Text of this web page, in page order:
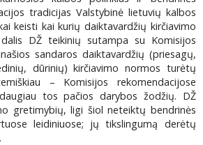
tradicijas Valstybinė lietuvių kalbos
keisti kai kurių daiktavardžių kirčiavimo
DŽ teikinių sutampa su Komisijos
sandaros daiktavardžių (priesagų,
dūrinių) kirčiavimo normos turėtų
– Komisijos rekomendacijose
tos pačios darybos žodžių. DŽ
gretimybių, ligi šiol neteiktų bendrinės
leidiniuose; jų tikslingumą derėtų